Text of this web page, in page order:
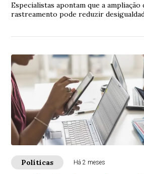
Especialistas apontam que a ampliação
rastreamento pode reduzir
Políticas Há 2 meses